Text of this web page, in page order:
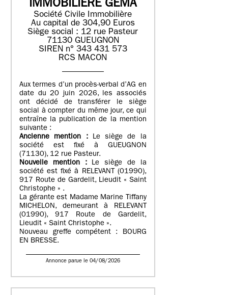
IMMOBILIERE GEMA
Société Civile Immobilière
Au capital de 304,90 Euros
Siège social : 12 rue Pasteur
71130 GUEUGNON
SIREN n° 343 431 573
RCS MACON
Aux termes d’un procès-verbal d’AG en
date du 20 juin 2026, les associés
ont décidé de transférer le siège
social à compter du même jour, ce qui
entraîne la publication de la mention
suivante :
Ancienne mention : Le siège de la
société est fixé à GUEUGNON
(71130), 12 rue Pasteur.
Nouvelle mention : Le siège de la
société est fixé à RELEVANT (01990),
917 Route de Gardelit, Lieudit « Saint
Christophe » .
La gérante est Madame Marine Tiffany
MICHELON, demeurant à RELEVANT
(01990), 917 Route de Gardelit,
Lieudit « Saint Christophe ».
Nouveau greffe compétent : BOURG
EN BRESSE.
Annonce parue le 04/08/2026